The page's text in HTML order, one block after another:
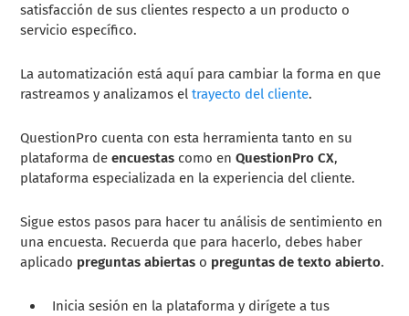
satisfacción de sus clientes respecto a un producto o
servicio específico.
La automatización está aquí para cambiar la forma en que
rastreamos y analizamos el trayecto del cliente.
QuestionPro cuenta con esta herramienta tanto en su
plataforma deencuestas como enQuestionPro CX,
plataforma especializada en la experiencia del cliente.
Sigue estos pasos para hacer tu análisis de sentimiento en
una encuesta. Recuerda que para hacerlo, debes haber
aplicado preguntas abiertas o preguntas de texto abierto.
Inicia sesión en la plataforma y dirígete a tus